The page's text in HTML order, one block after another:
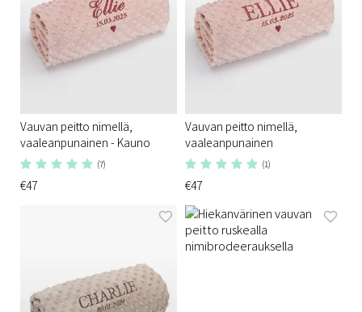
Vauvan peitto nimellä,
vaaleanpunainen - Kauno
(7)
€47
Vauvan peitto nimellä,
vaaleanpunainen
(1)
€47